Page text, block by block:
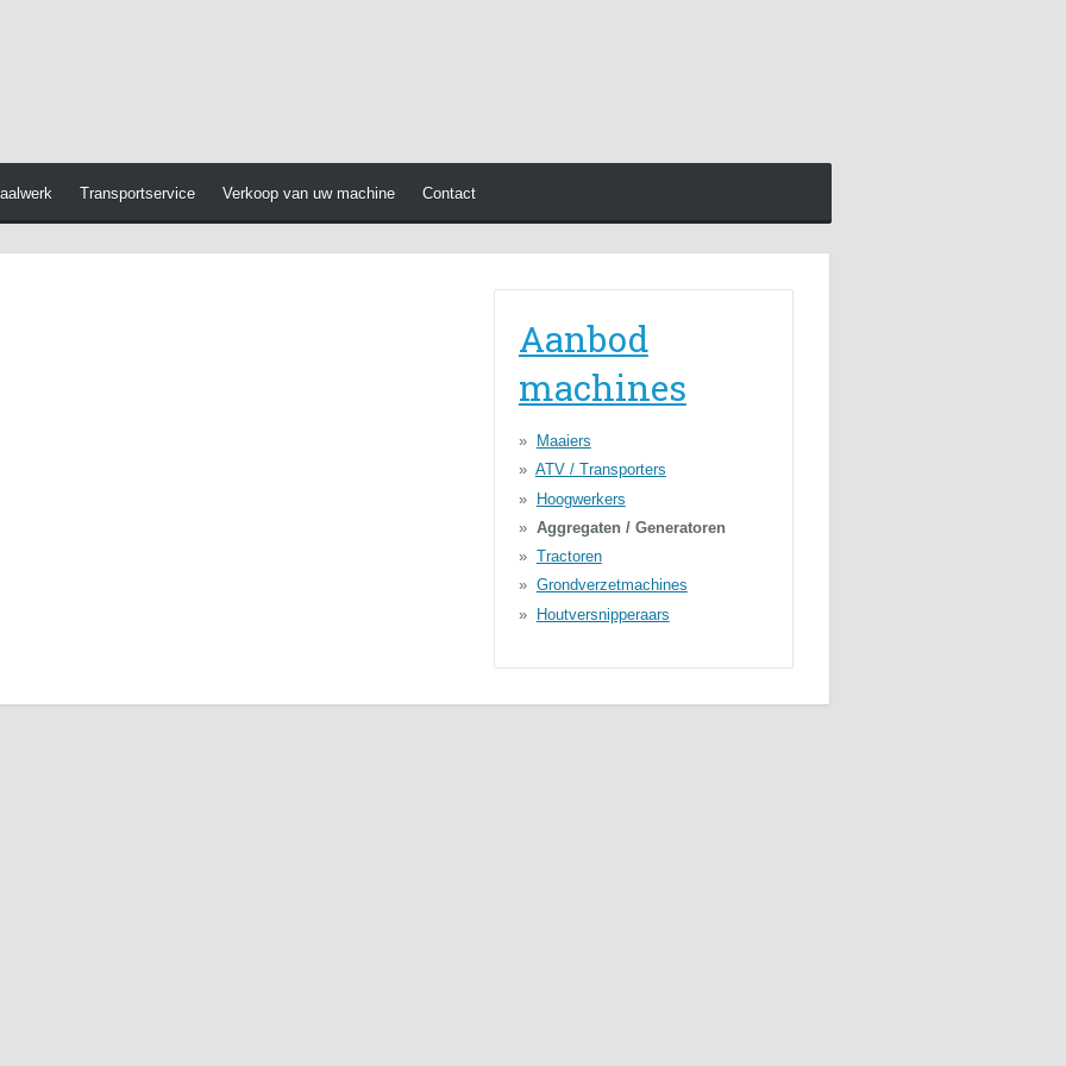
Transportservice Verkoop van uw machine Contact
Aanbod
machines
Maaiers
ATV / Transporters
Hoogwerkers
Aggregaten / Generatoren
Tractoren
Grondverzetmachines
Houtversnipperaars